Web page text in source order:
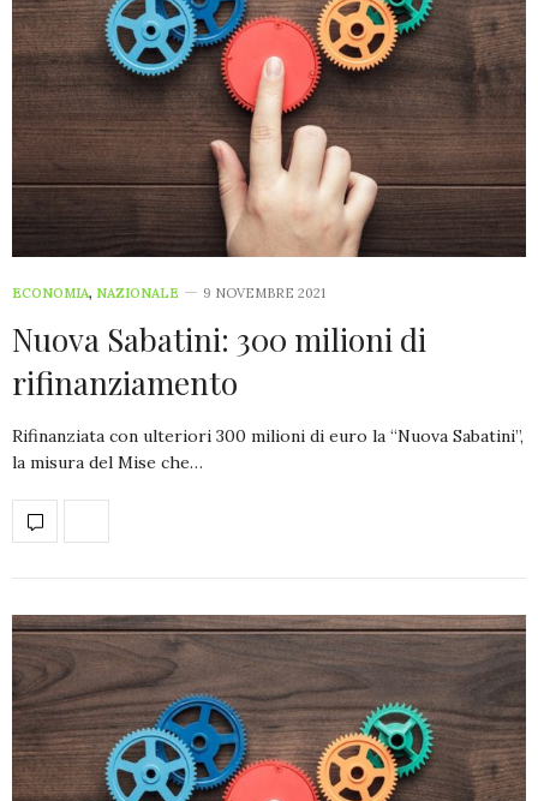
ECONOMIA, NAZIONALE 9 NOVEMBRE 2021
Nuova Sabatini: 300 milioni di
rifinanziamento
Rifinanziata con ulteriori 300 milioni di euro la “Nuova Sabatini”,
la misura del Mise che…